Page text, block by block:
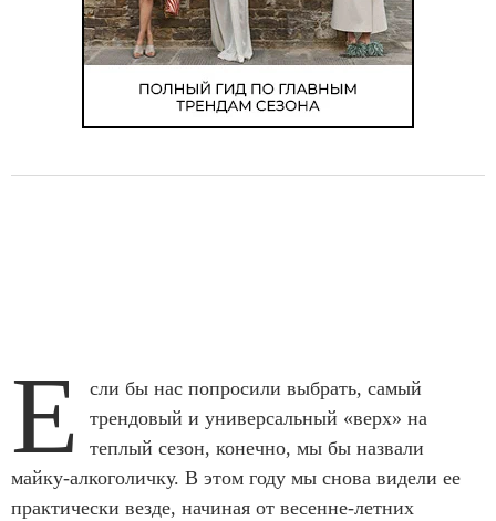
Е
сли бы нас попросили выбрать, самый
трендовый и универсальный «верх» на
теплый сезон, конечно, мы бы назвали
майку-алкоголичку. В этом году мы снова видели ее
практически везде, начиная от весенне-летних